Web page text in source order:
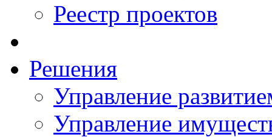
Реестр проектов
Решения
Управление
Управление